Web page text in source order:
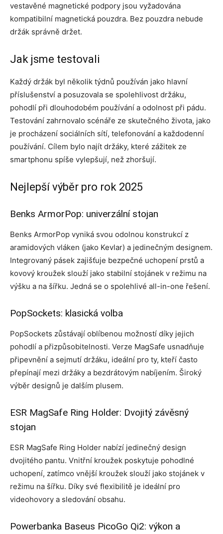
vestavěné magnetické podpory jsou vyžadována
kompatibilní magnetická pouzdra. Bez pouzdra nebude
držák správně držet.
Jak jsme testovali
Každý držák byl několik týdnů používán jako hlavní
příslušenství a posuzovala se spolehlivost držáku,
pohodlí při dlouhodobém používání a odolnost při pádu.
Testování zahrnovalo scénáře ze skutečného života, jako
je procházení sociálních sítí, telefonování a každodenní
používání. Cílem bylo najít držáky, které zážitek ze
smartphonu spíše vylepšují, než zhoršují.
Nejlepší výběr pro rok 2025
Benks ArmorPop: univerzální stojan
Benks ArmorPop vyniká svou odolnou konstrukcí z
aramidových vláken (jako Kevlar) a jedinečným designem.
Integrovaný pásek zajišťuje bezpečné uchopení prstů a
kovový kroužek slouží jako stabilní stojánek v režimu na
výšku a na šířku. Jedná se o spolehlivé all-in-one řešení.
PopSockets: klasická volba
PopSockets zůstávají oblíbenou možností díky jejich
pohodlí a přizpůsobitelnosti. Verze MagSafe usnadňuje
připevnění a sejmutí držáku, ideální pro ty, kteří často
přepínají mezi držáky a bezdrátovým nabíjením. Široký
výběr designů je dalším plusem.
ESR MagSafe Ring Holder: Dvojitý závěsný
stojan
ESR MagSafe Ring Holder nabízí jedinečný design
dvojitého pantu. Vnitřní kroužek poskytuje pohodlné
uchopení, zatímco vnější kroužek slouží jako stojánek v
režimu na šířku. Díky své flexibilitě je ideální pro
videohovory a sledování obsahu.
Powerbanka Baseus PicoGo Qi2: výkon a